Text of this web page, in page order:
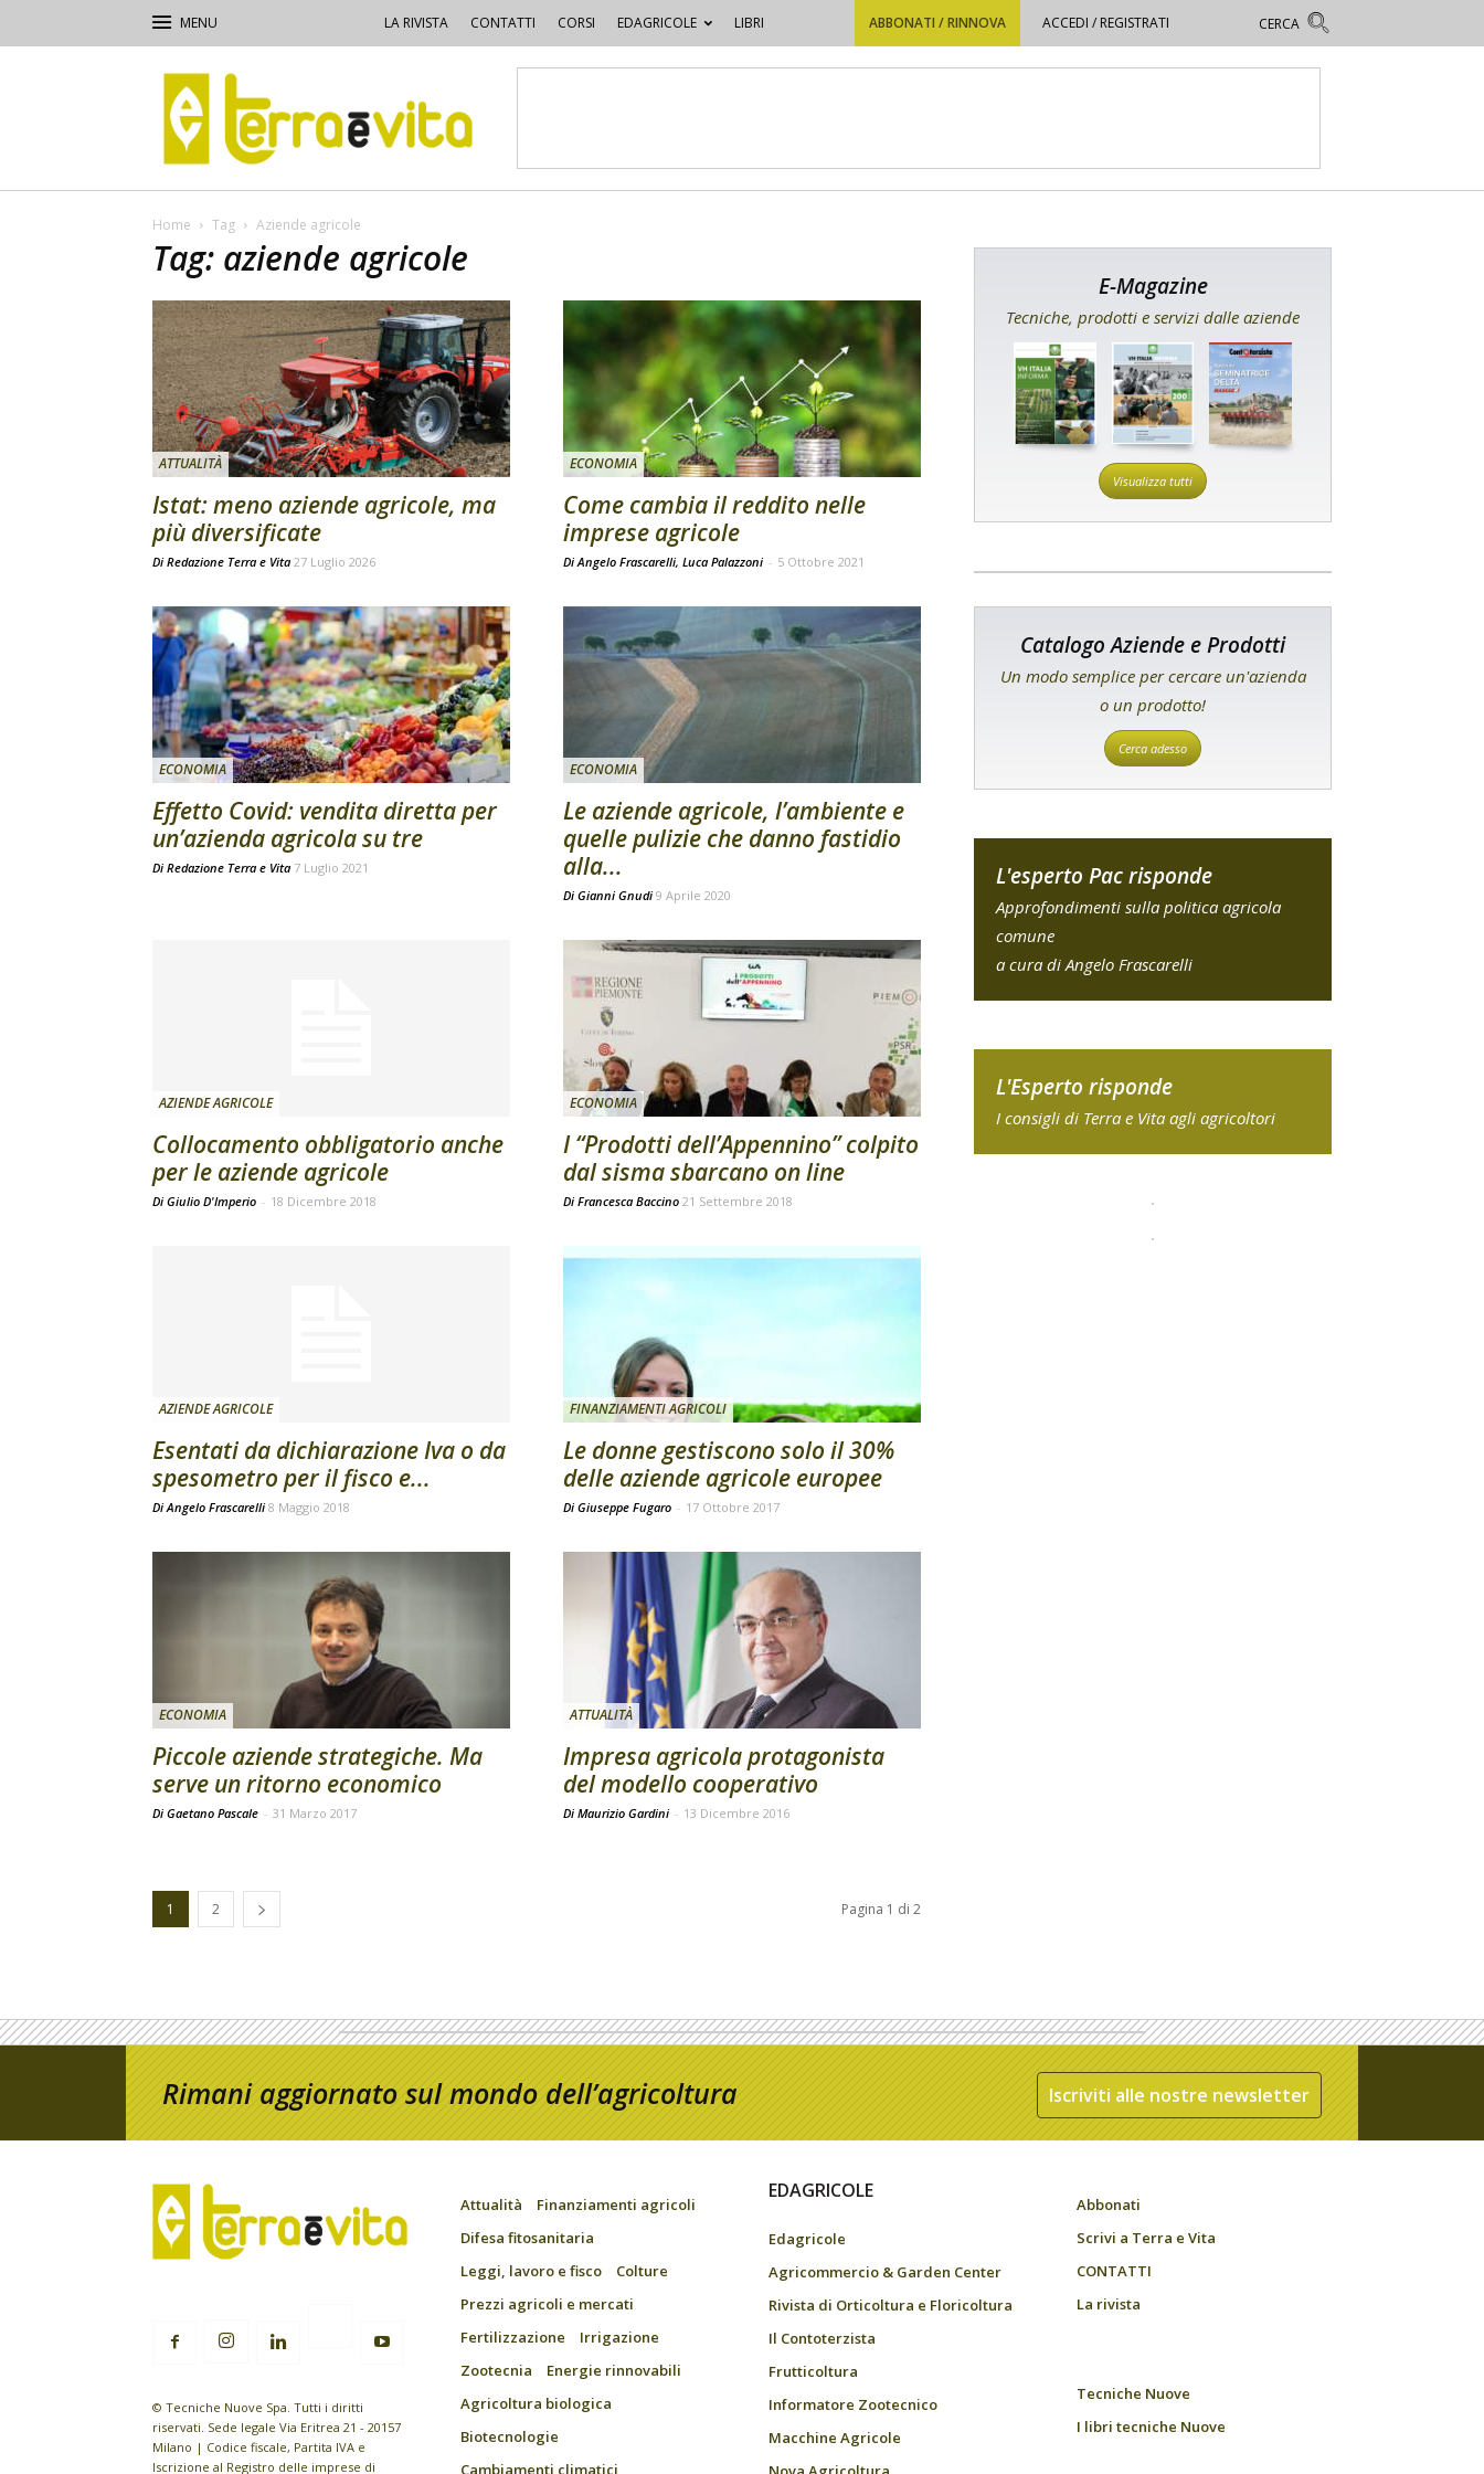
LA RIVISTA CONTATTI CORSI EDAGRICOLE LIBRI ABBONATI / RINNOVA ACCEDI / REGISTRATI
Terra
e
Vita
Home Tag Aziende agricole
Tag: aziende agricole
ATTUALITÀ
Istat: meno aziende agricole, ma
più diversificate
Di Redazione Terra e Vita 27 Luglio 2026
ECONOMIA
Come cambia il reddito nelle
imprese agricole
Di Angelo Frascarelli, Luca Palazzoni - 5 Ottobre 2021
ECONOMIA
Effetto Covid: vendita diretta per
un’azienda agricola su tre
Di Redazione Terra e Vita 7 Luglio 2021
ECONOMIA
Le aziende agricole, l’ambiente e
quelle pulizie che danno fastidio
alla...
Di Gianni Gnudi 9 Aprile 2020
AZIENDE AGRICOLE
Collocamento obbligatorio anche
per le aziende agricole
Di Giulio D'Imperio - 18 Dicembre 2018
ECONOMIA
I “Prodotti dell’Appennino” colpito
dal sisma sbarcano on line
Di Francesca Baccino 21 Settembre 2018
AZIENDE AGRICOLE
Esentati da dichiarazione Iva o da
spesometro per il fisco e...
DiAngelo Frascarelli 8 Maggio 2018
FINANZIAMENTI AGRICOLI
Le donne gestiscono solo il 30%
delle aziende agricole europee
Di Giuseppe Fugaro - 17 Ottobre 2017
ECONOMIA
Piccole aziende strategiche. Ma
serve un ritorno economico
Di Gaetano Pascale - 31 Marzo 2017
ATTUALITÀ
Impresa agricola protagonista
del modello cooperativo
Di Maurizio Gardini - 13 Dicembre 2016
1 2 Pagina 1 di 2
E-Magazine
Tecniche, prodotti e servizi dalle aziende
Visualizza tutti
Catalogo Aziende e Prodotti
Un modo semplice per cercare un'azienda
o un prodotto!
Cerca adesso
L'esperto Pac risponde
Approfondimenti sulla politica agricola
comune
a cura di Angelo Frascarelli
L'Esperto risponde
I consigli di Terra e Vita agli agricoltori
Rimani aggiornato sul mondo dell’agricoltura Iscriviti alle nostre newsletter
© Tecniche Nuove Spa. Tutti i diritti
riservati. Sede legale Via Eritrea 21 - 20157
Milano | Codice fiscale, Partita IVA e
Iscrizione al Registro delle imprese di
Attualità
Finanziamenti agricoli
Difesa fitosanitaria
Leggi, lavoro e fisco
Colture
Prezzi agricoli e mercati
Fertilizzazione
Irrigazione
Zootecnia
Energie rinnovabili
Agricoltura biologica
Biotecnologie
Cambiamenti climatici
EDAGRICOLE
Edagricole
Agricommercio & Garden Center
Rivista di Orticoltura e Floricoltura
Il Contoterzista
Frutticoltura
Informatore Zootecnico
Macchine Agricole
Abbonati
Scrivi a Terra e Vita
CONTATTI
La rivista
Tecniche Nuove
I libri tecniche Nuove